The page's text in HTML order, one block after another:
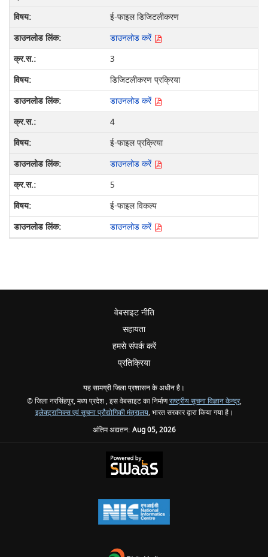
ई-फाइल डिजिटलीकरण
डाउनलोड करें
3
डिजिटलीकरण प्रक्रिया
डाउनलोड करें
4
ई-फाइल प्रक्रिया
डाउनलोड करें
5
ई-फाइल विकल्प
डाउनलोड करें
वेबसाइट नीति
सहायता
हमसे संपर्क करें
प्रतिक्रिया
यह सामग्री जिला प्रशासन के अधीन है।
© जिला नरसिंहपुर, मध्य प्रदेश , इस वेबसाइट का निर्माणराष्ट्रीय सूचना विज्ञान केन्द्र,
इलेक्ट्रानिक्स एवं सूचना प्रौद्योगिकी मंत्रालय, भारत सरकार द्वारा किया गया है।
अंतिम अद्यतन: Aug 05, 2026